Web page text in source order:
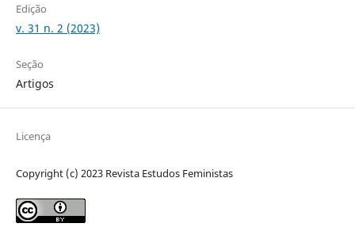
Edição
v. 31 n. 2 (2023)
Seção
Artigos
Licença
Copyright (c) 2023 Revista Estudos Feministas